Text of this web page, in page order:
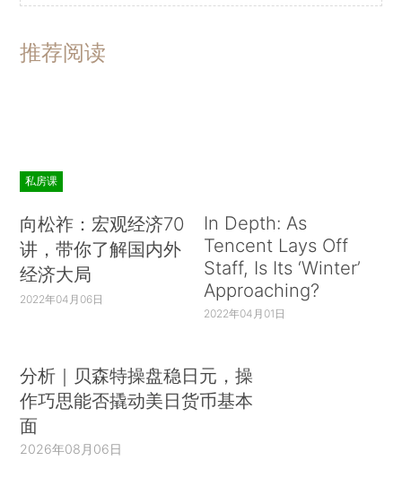
推荐阅读
私房课
向松祚：宏观经济70
讲，带你了解国内外
经济大局
2022年04月06日
In Depth: As
Tencent Lays Off
Staff, Is Its ‘Winter’
Approaching?
2022年04月01日
分析｜贝森特操盘稳日元，操
作巧思能否撬动美日货币基本
面
2026年08月06日